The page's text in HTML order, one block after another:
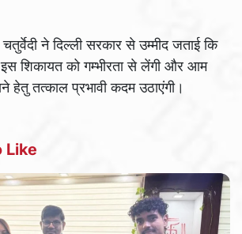
ने दिल्ली सरकार से उम्मीद जताई कि
इस शिकायत को गम्भीरता से लेंगी और आम
हेतु तत्काल प्रभावी कदम उठाएंगी।
Like